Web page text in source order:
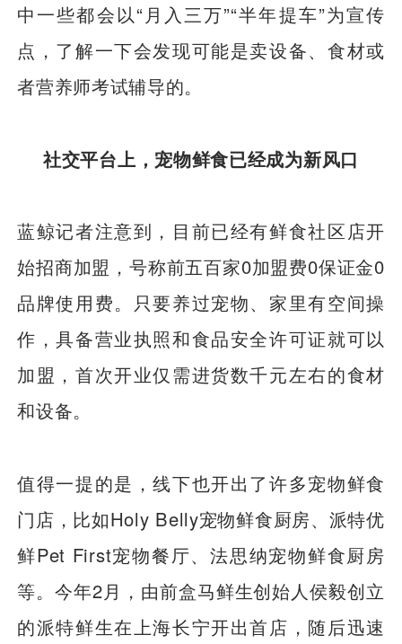
中一些都会以“月入三万”“半年提车”为宣传
点，了解一下会发现可能是卖设备、食材或
者营养师考试辅导的。
社交平台上，宠物鲜食已经成为新风口
蓝鲸记者注意到，目前已经有鲜食社区店开
始招商加盟，号称前五百家0加盟费0保证金0
品牌使用费。只要养过宠物、家里有空间操
作，具备营业执照和食品安全许可证就可以
加盟，首次开业仅需进货数千元左右的食材
和设备。
值得一提的是，线下也开出了许多宠物鲜食
门店，比如Holy Belly宠物鲜食厨房、派特优
鲜Pet First宠物餐厅、法思纳宠物鲜食厨房
等。今年2月，由前盒马鲜生创始人侯毅创立
的派特鲜生在上海长宁开出首店，随后迅速